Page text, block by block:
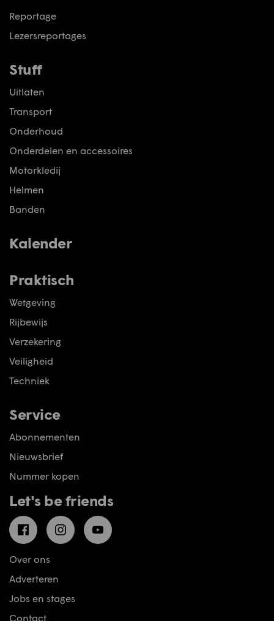
Reportage
Lezersreportages
Stuff
Uitlaten
Transport
Onderhoud
Onderdelen en accessoires
Motorkledij
Helmen
Banden
Kalender
Praktisch
Wetgeving
Rijbewijs
Verzekering
Veiligheid
Techniek
Service
Abonnementen
Nieuwsbrief
Nummer kopen
Let's be friends
FacebookInstagramYouTube
Over ons
Adverteren
Jobs en stages
Contact